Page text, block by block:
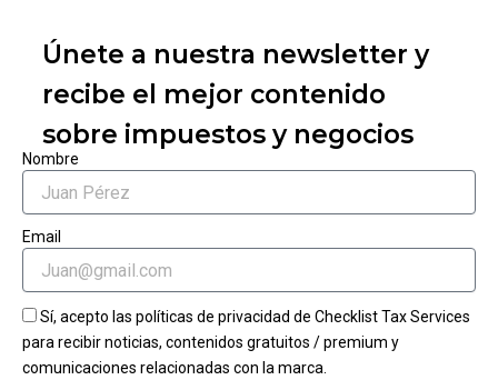
Únete a nuestra newsletter y
recibe el mejor contenido
sobre impuestos y negocios
Nombre
Email
Sí, acepto las políticas de privacidad de Checklist Tax Services
para recibir noticias, contenidos gratuitos / premium y
comunicaciones relacionadas con la marca.